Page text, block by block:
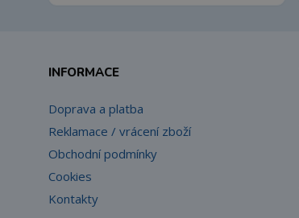
INFORMACE
Doprava a platba
Reklamace / vrácení zboží
Obchodní podmínky
Cookies
Kontakty